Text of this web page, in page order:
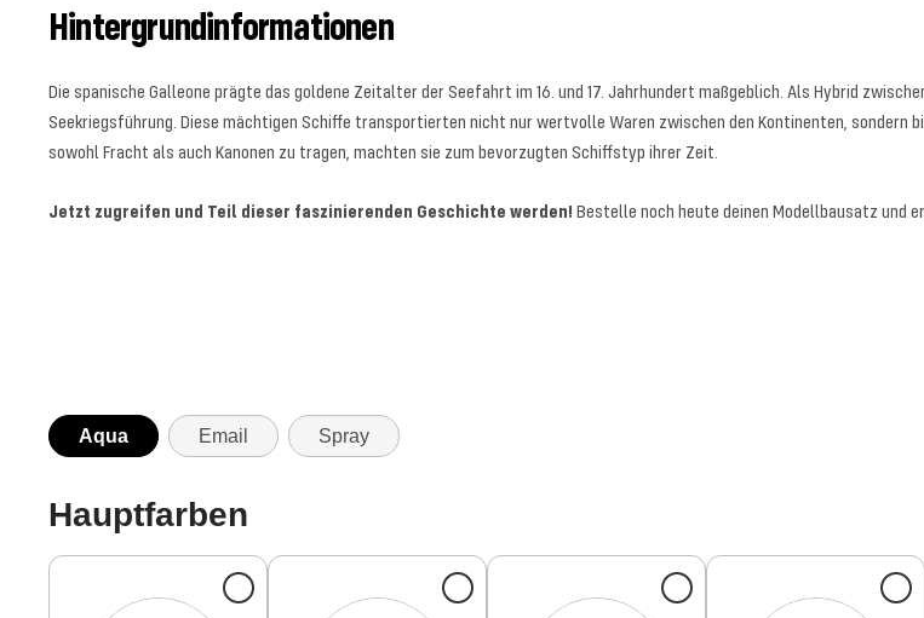
Hintergrundinformationen
Die spanische Galleone prägte das goldene Zeitalter der Seefahrt im 16. und 17. Jahrhundert maßgeblich. Als Hybrid
Seekriegsführung. Diese mächtigen Schiffe transportierten nicht nur wertvolle Waren zwischen den Kontinenten, sondern
sowohl Fracht als auch Kanonen zu tragen, machten sie zum bevorzugten Schiffstyp ihrer Zeit.
Jetzt zugreifen und Teil dieser faszinierenden Geschichte werden! Bestelle noch heute deinen Modellbausatz und
Aqua Email Spray
Hauptfarben